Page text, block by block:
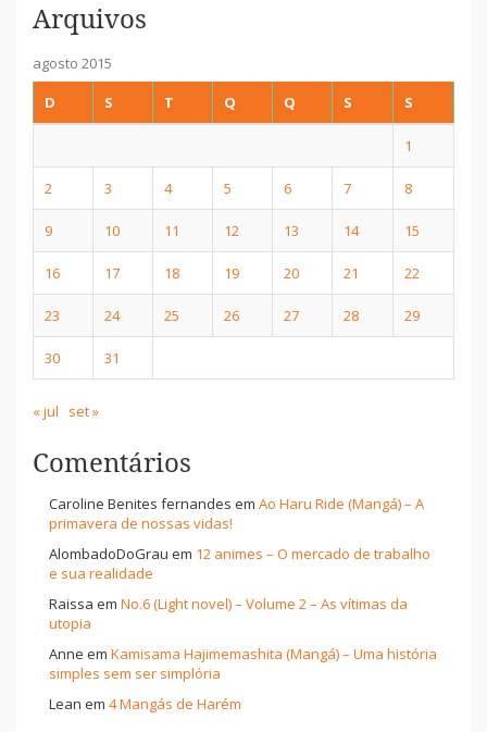
Arquivos
agosto 2015
D
S T Q Q S S
1
2 3 4 5 6 7 8
9 10 11 12 13 14 15
16 17 18 19 20 21 22
23 24 25 26 27 28 29
30 31
« jul set »
Comentários
Caroline Benites fernandes em Ao Haru Ride (Mangá) – A
primavera de nossas vidas!
AlombadoDoGrau em 12 animes – O mercado de trabalho
e sua realidade
Raissa em No.6 (Light novel) – Volume 2 – As vítimas da
utopia
Anne em Kamisama Hajimemashita (Mangá) – Uma história
simples sem ser simplória
Lean em 4 Mangás de Harém